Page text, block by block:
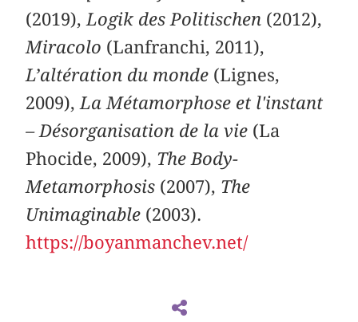
(2019),Logik des Politischen (2012),
Miracolo (Lanfranchi, 2011),
L’altération du monde (Lignes,
2009),La Métamorphose et l'instant
– Désorganisation de la vie (La
Phocide, 2009), The Body-
Metamorphosis (2007), The
Unimaginable (2003).
https://boyanmanchev.net/